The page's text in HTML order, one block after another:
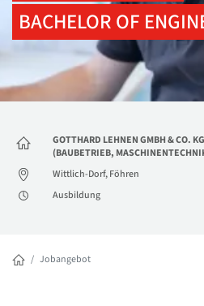
BACHELOR OF
GOTTHARD LEHNEN GMBH & CO.
(BAUBETRIEB,
Wittlich-Dorf, Föhren
Ausbildung
Jobangebot